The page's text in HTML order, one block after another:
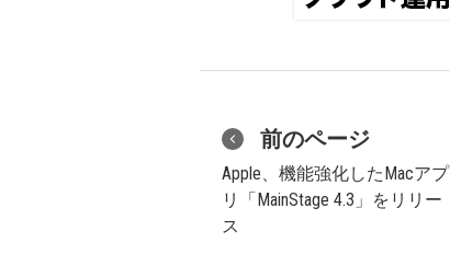
前のページ
Apple、機能強化したMacアプ
リ「MainStage 4.3」をリリー
ス